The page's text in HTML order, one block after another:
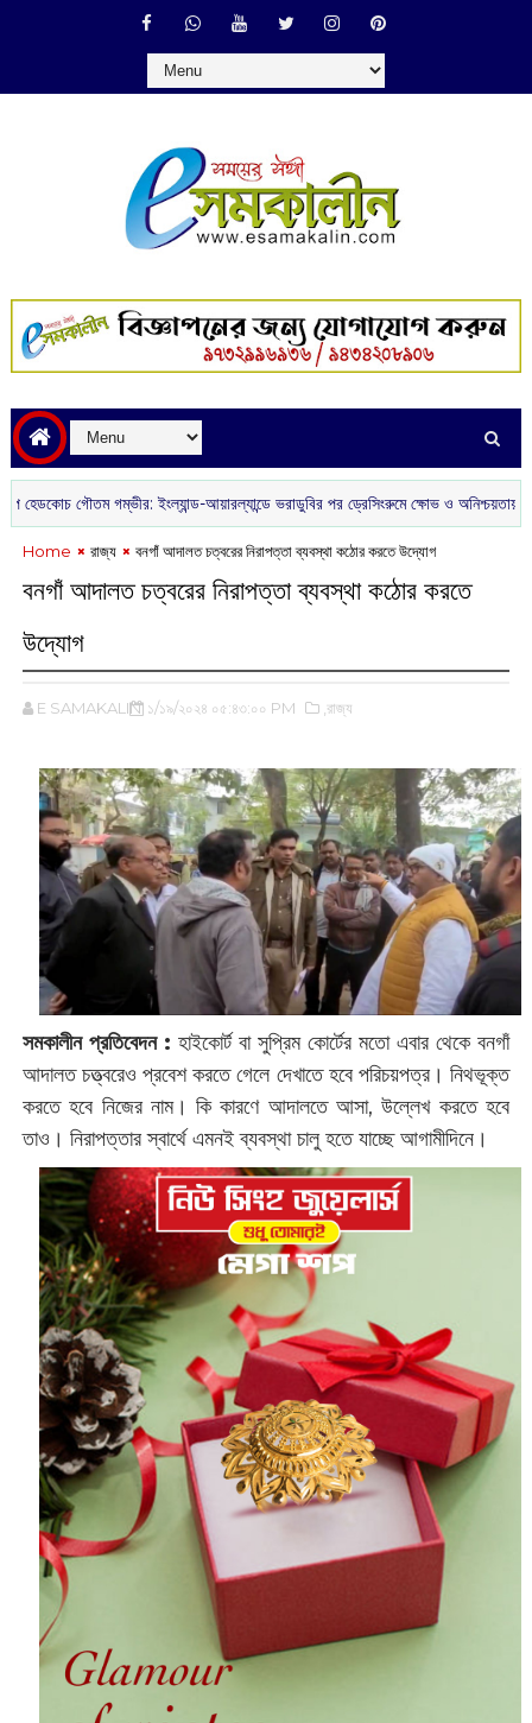
গম্ভীর: ইংল্যান্ড-আয়ারল্যান্ডে ভরাডুবির পর ড্রেসিংরুমে ক্ষোভ ও অনিশ্চয়তায় ভারতীয়
Home রাজ্য বনগাঁ ‌আদালত চত্বরের নিরাপত্তা ব্যবস্থা কঠোর করতে উদ্যোগ
বনগাঁ ‌আদালত চত্বরের নিরাপত্তা ব্যবস্থা কঠোর করতে
উদ্যোগ
E SAMAKALIN ১/১৯/২০২৪ ০৫:৪৩:০০ PM ,রাজ্য
সমকালীন প্রতিবেদন : ‌হাইকোর্ট বা সুপ্রিম কোর্টের মতো এবার থেকে বনগাঁ
আদালত চত্ত্বরেও প্রবেশ করতে গেলে দেখাতে হবে পরিচয়পত্র। নিথভূক্ত
করতে হবে নিজের নাম। কি কারণে আদালতে আসা, উল্লেখ করতে হবে
তাও। নিরাপত্তার স্বার্থে এমনই ব্যবস্থা চালু হতে যাচ্ছে আগামীদিনে।